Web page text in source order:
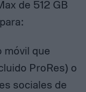
de 512 GB
móvil que
ProRes) o
sociales de